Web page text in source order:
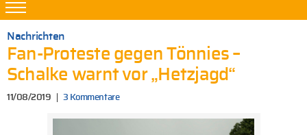
Nachrichten
Fan-Proteste gegen Tönnies –
Schalke warnt vor „Hetzjagd“
11/08/2019 3 Kommentare